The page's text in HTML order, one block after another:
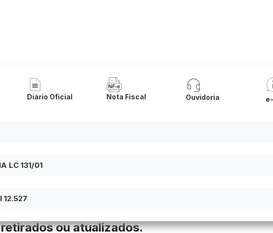
Diário Oficial Nota Fiscal Ouvidoria
LC 131/01
12.527
ou atualizados.